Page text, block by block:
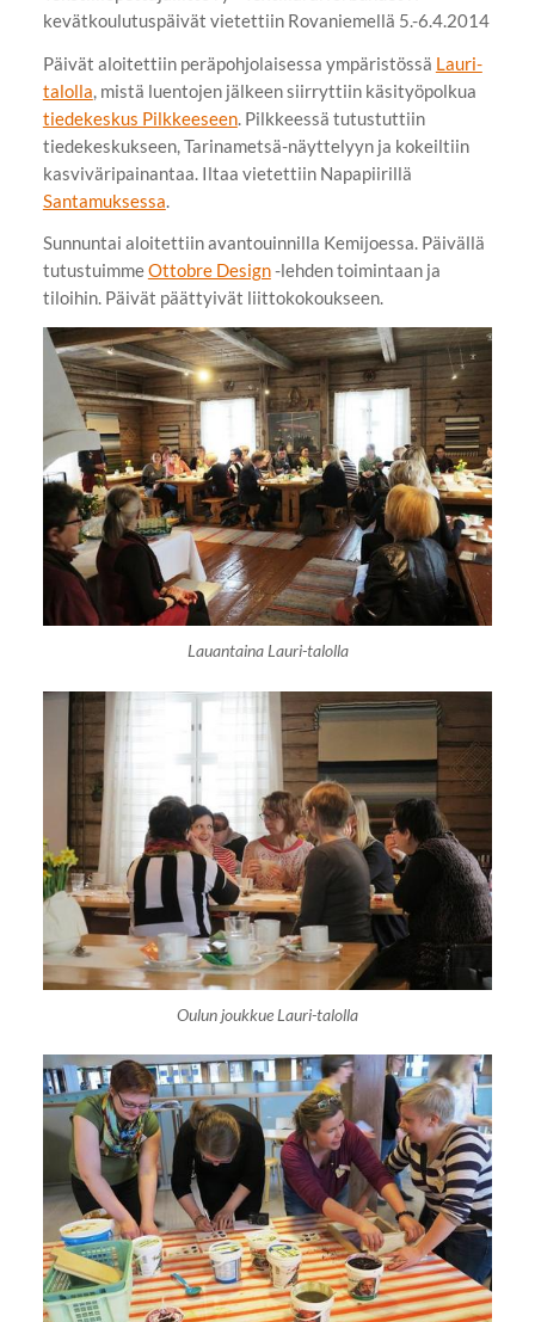
kevätkoulutuspäivät vietettiin Rovaniemellä 5.-6.4.2014
Päivät aloitettiin peräpohjolaisessa ympäristössä Lauri-
talolla , mistä luentojen jälkeen siirryttiin käsityöpolkua
tiedekeskus Pilkkeeseen. Pilkkeessä tutustuttiin
tiedekeskukseen, Tarinametsä-näyttelyyn ja kokeiltiin
kasviväripainantaa. Iltaa vietettiin Napapiirillä
Santamuksessa
Sunnuntai aloitettiin avantouinnilla Kemijoessa. Päivällä
tutustuimmeOttobre Design-lehden toimintaan ja
tiloihin. Päivät päättyivät liittokokoukseen.
Lauantaina Lauri-talolla
Oulun joukkue Lauri-talolla